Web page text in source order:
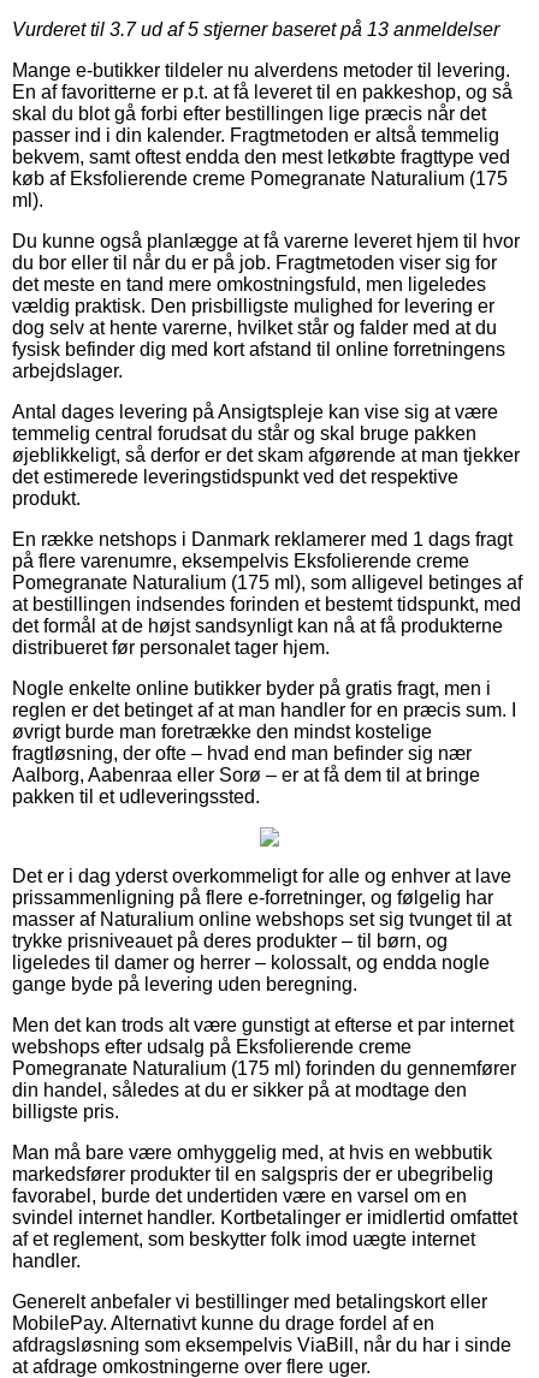
Vurderet til 3.7ud af 5 stjerner baseret på 13 anmeldelser
Mange e-butikker tildeler nu alverdens metoder til levering.
En af favoritterne er p.t. at få leveret til en pakkeshop, og så
skal du blot gå forbi efter bestillingen lige præcis når det
passer ind i din kalender. Fragtmetoden er altså temmelig
bekvem, samt oftest endda den mest letkøbte fragttype ved
køb af Eksfolierende creme Pomegranate Naturalium (175
ml).
Du kunne også planlægge at få varerne leveret hjem til hvor
du bor eller til når du er på job. Fragtmetoden viser sig for
det meste en tand mere omkostningsfuld, men ligeledes
vældig praktisk. Den prisbilligste mulighed for levering er
dog selv at hente varerne, hvilket står og falder med at du
fysisk befinder dig med kort afstand til online forretningens
arbejdslager.
Antal dages levering på Ansigtspleje kan vise sig at være
temmelig central forudsat du står og skal bruge pakken
øjeblikkeligt, så derfor er det skam afgørende at man tjekker
det estimerede leveringstidspunkt ved det respektive
produkt.
En række netshops i Danmark reklamerer med 1 dags fragt
på flere varenumre, eksempelvis Eksfolierende creme
Pomegranate Naturalium (175 ml), som alligevel betinges af
at bestillingen indsendes forinden et bestemt tidspunkt, med
det formål at de højst sandsynligt kan nå at få produkterne
distribueret før personalet tager hjem.
Nogle enkelte online butikker byder på gratis fragt, men i
reglen er det betinget af at man handler for en præcis sum. I
øvrigt burde man foretrække den mindst kostelige
fragtløsning, der ofte – hvad end man befinder sig nær
Aalborg, Aabenraa eller Sorø – er at få dem til at bringe
pakken til et udleveringssted.
Det er i dag yderst overkommeligt for alle og enhver at lave
prissammenligning på flere e-forretninger, og følgelig har
masser af Naturalium online webshops set sig tvunget til at
trykke prisniveauet på deres produkter – til børn, og
ligeledes til damer og herrer – kolossalt, og endda nogle
gange byde på levering uden beregning.
Men det kan trods alt være gunstigt at efterse et par internet
webshops efter udsalg på Eksfolierende creme
Pomegranate Naturalium (175 ml) forinden du gennemfører
din handel, således at du er sikker på at modtage den
billigste pris.
Man må bare være omhyggelig med, at hvis en webbutik
markedsfører produkter til en salgspris der er ubegribelig
favorabel, burde det undertiden være en varsel om en
svindel internet handler. Kortbetalinger er imidlertid omfattet
af et reglement, som beskytter folk imod uægte internet
handler.
Generelt anbefaler vi bestillinger med betalingskort eller
MobilePay. Alternativt kunne du drage fordel af en
afdragsløsning som eksempelvis ViaBill, når du har i sinde
at afdrage omkostningerne over flere uger.